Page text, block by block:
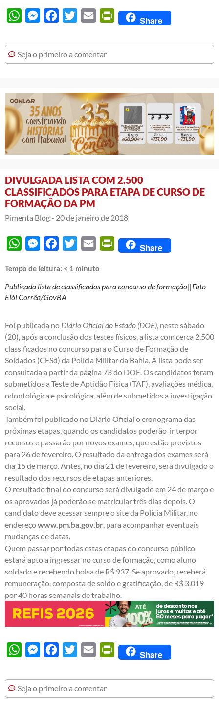
WhatsAppMessengerFacebook
Twitter Email PrintFriendly
Share
Seja o primeiro a comentar
DIVULGADA LISTA COM 2.500
CLASSIFICADOS PARA ETAPA DE CURSO DE
FORMAÇÃO DA PM
Pimenta Blog - 20 de janeiro de 2018
WhatsAppMessengerFacebook
Twitter Email PrintFriendly
Share
Tempo de leitura: < 1 minuto
Publicada lista de classificados para concurso de formação||Foto
Elói Corrêa/GovBA
Foi publicada no Diário Oficial do Estado (DOE) , neste sábado
(20), após a conclusão dos testes físicos, a lista com cerca 2.500
classificados no concurso para o Curso de Formação de
Soldados (CFSd) da Polícia Militar da Bahia. A lista pode ser
consultada a partir da página 73 do DOE. Os candidatos foram
submetidos a Teste de Aptidão Física (TAF), avaliações médica,
odontológica e psicológica, além de submetidos a investigação
social.
Também foi publicado no Diário Oficial o cronograma das
próximas etapas, quando os candidatos poderão interpor
recursos e passarão por novos exames, que estão previstos
para 26 de fevereiro. O resultado da entrega dos exames será
dia 16 de março. Antes, no dia 21 de fevereiro, será divulgado o
resultado dos recursos de etapas anteriores.
O resultado final do concurso será divulgado em 24 de março e
os aprovados já poderão se matricular três dias depois. O
candidato deve acessar sempre o site da Polícia Militar, no
endereçowww.pm.ba.gov.br , para acompanhar eventuais
mudanças de datas.
Quem passar por todas estas etapas do concurso público
estará apto a ingressar no curso de formação, como aluno
soldado e recebendo bolsa de R$ 937. Se aprovado, receberá
remuneração, composta de soldo e gratificação, de R$ 3.019
por 40 horas semanais de trabalho.
WhatsAppMessengerFacebook
Twitter Email PrintFriendly
Share
Seja o primeiro a comentar